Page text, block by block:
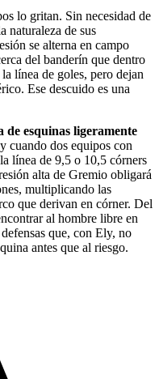
lo gritan. Sin necesidad de
naturaleza de sus
se alterna en campo
del banderín que dentro
línea de goles, pero dejan
Ese descuido es una
de esquinas ligeramente
cuando dos equipos con
línea de 9,5 o 10,5 córners
alta de Gremio obligará
multiplicando las
que derivan en córner. Del
al hombre libre en
que, con Ely, no
antes que al riesgo.